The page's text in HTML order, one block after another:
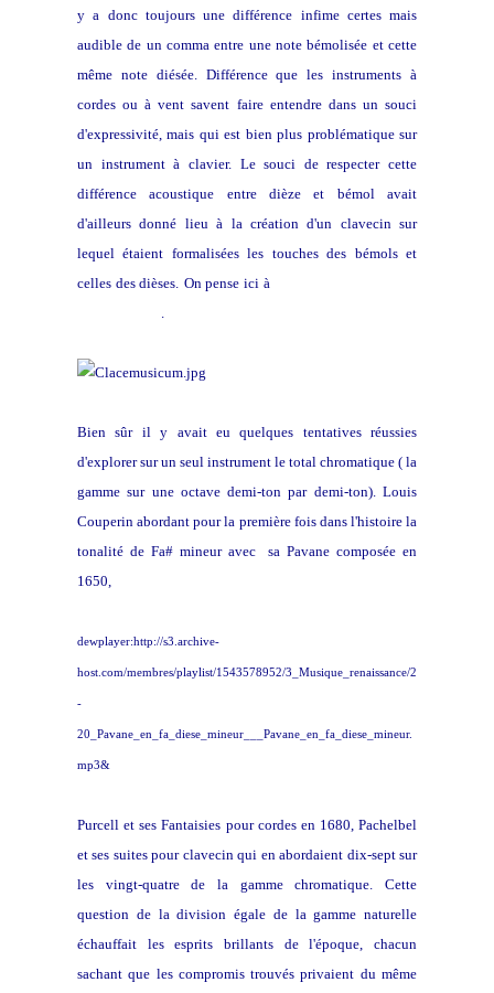
y a donc toujours une différence infime certes mais
audible de un comma entre une note bémolisée et cette
même note diésée. Différence que les instruments à
cordes ou à vent savent faire entendre dans un souci
d'expressivité, mais qui est bien plus problématique sur
un instrument à clavier. Le souci de respecter cette
différence acoustique entre dièze et bémol avait
d'ailleurs donné lieu à la création d'un clavecin sur
lequel étaient formalisées les touches des bémols et
celles des dièses. On pense ici à
Bien sûr il y avait eu quelques tentatives réussies
d'explorer sur un seul instrument le total chromatique ( la
gamme sur une octave demi-ton par demi-ton). Louis
Couperin abordant pour la première fois dans l'histoire la
tonalité de Fa# mineur avec sa Pavane composée en
1650,
dewplayer:http://s3.archive-
host.com/membres/playlist/1543578952/3_Musique_renaissance/2
-
20_Pavane_en_fa_diese_mineur___Pavane_en_fa_diese_mineur.
mp3&
Purcell et ses Fantaisies pour cordes en 1680, Pachelbel
et ses suites pour clavecin qui en abordaient dix-sept sur
les vingt-quatre de la gamme chromatique. Cette
question de la division égale de la gamme naturelle
échauffait les esprits brillants de l'époque, chacun
sachant que les compromis trouvés privaient du même